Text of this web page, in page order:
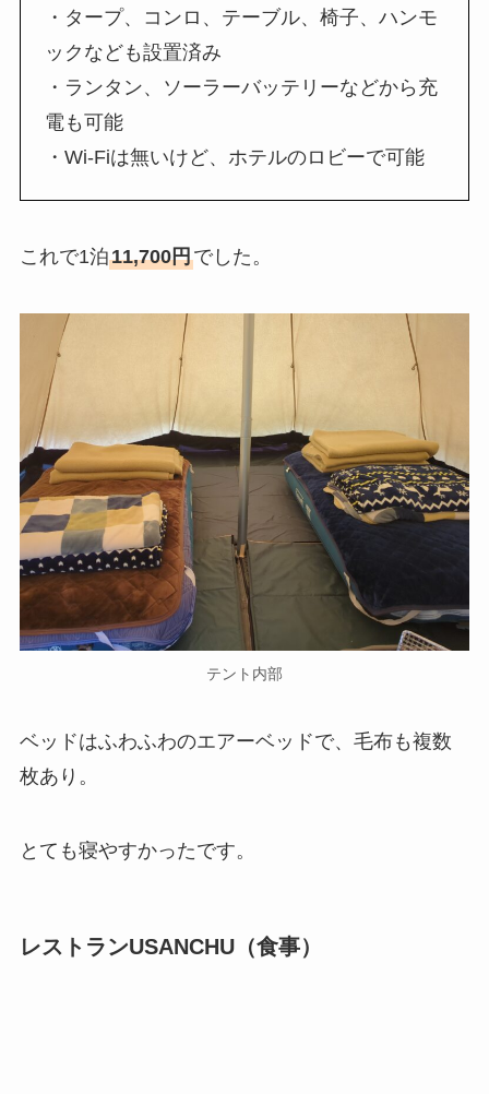
・タープ、コンロ、テーブル、椅子、ハンモ
ックなども設置済み
・ランタン、ソーラーバッテリーなどから充
電も可能
・Wi-Fiは無いけど、ホテルのロビーで可能
これで1泊11,700円でした。
テント内部
ベッドはふわふわのエアーベッドで、毛布も複数
枚あり。
とても寝やすかったです。
レストランUSANCHU（食事）